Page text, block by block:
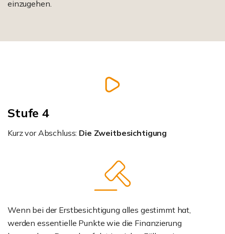
einzugehen.
Stufe 4
Kurz vor Abschluss: Die Zweitbesichtigung
Wenn bei der Erstbesichtigung alles gestimmt hat,
werden essentielle Punkte wie die Finanzierung